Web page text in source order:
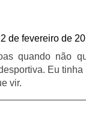
de fevereiro de
quando não
Eu
vir.